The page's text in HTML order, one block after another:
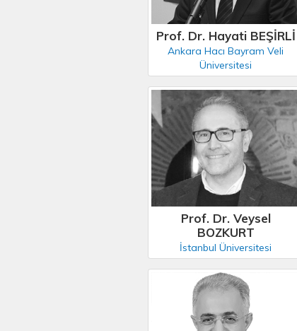
Prof. Dr. Hayati BEŞİRLİ
Ankara Hacı Bayram Veli
Üniversitesi
Prof. Dr. Veysel
BOZKURT
İstanbul Üniversitesi